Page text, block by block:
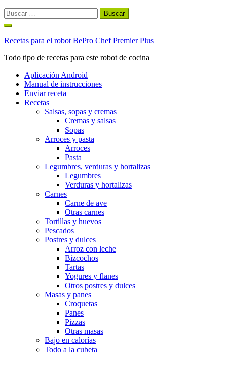
Buscar:
Ir
contenido
Recetas para el robot BePro Chef Premier Plus
Todo tipo de recetas para este robot de cocina
Aplicación Android
Manual de instrucciones
Enviar receta
Recetas
Salsas, sopas y cremas
Cremas y salsas
Sopas
Arroces y pasta
Arroces
Pasta
Legumbres, verduras y hortalizas
Legumbres
Verduras y hortalizas
Carnes
Carne de ave
Otras carnes
Tortillas y huevos
Pescados
Postres y dulces
Arroz con leche
Bizcochos
Tartas
Yogures y flanes
Otros postres y dulces
Masas y panes
Croquetas
Panes
Pizzas
Otras masas
Bajo en calorías
Todo a la cubeta